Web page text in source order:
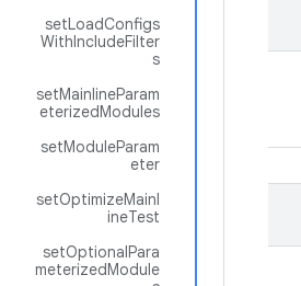
setLoadConfigs
WithIncludeFilter
s
setMainlineParam
eterizedModules
setModuleParam
eter
setOptimizeMainl
ineTest
setOptionalPara
meterizedModule